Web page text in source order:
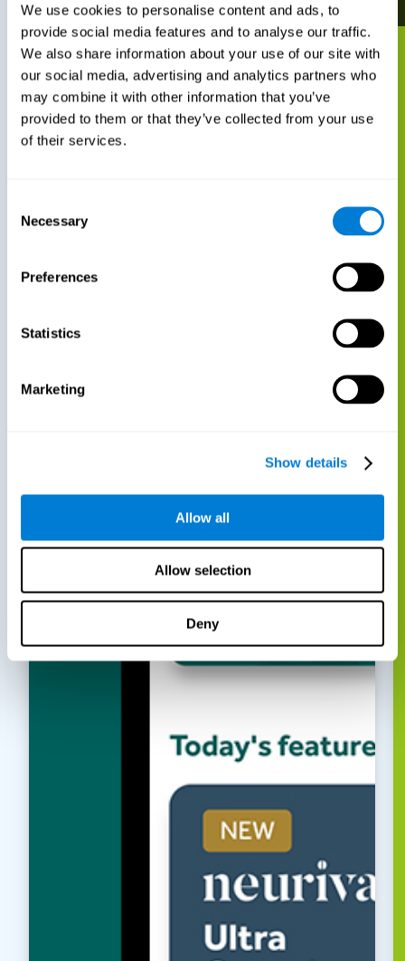
We use cookies to personalise content and ads, to
provide social media features and to analyse our traffic.
We also share information about your use of our site with
our social media, advertising and analytics partners who
may combine it with other information that you’ve
provided to them or that they’ve collected from your use
of their services.
Selection
Necessary
Preferences
Statistics
Marketing
Show details
Allow all
Allow selection
Deny